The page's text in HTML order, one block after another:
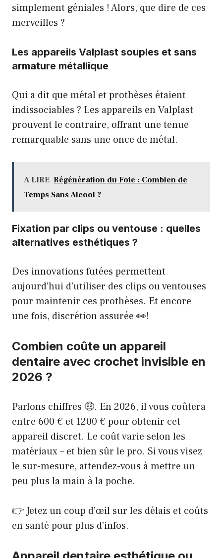
simplement géniales ! Alors, que dire de ces
merveilles ?
Les appareils Valplast souples et sans
armature métallique
Qui a dit que métal et prothèses étaient
indissociables ? Les appareils en Valplast
prouvent le contraire, offrant une tenue
remarquable sans une once de métal.
A LIRE Régénération du Foie : Combien de
Temps Sans Alcool ?
Fixation par clips ou ventouse : quelles
alternatives esthétiques ?
Des innovations futées permettent
aujourd’hui d’utiliser des clips ou ventouses
pour maintenir ces prothèses. Et encore
une fois, discrétion assurée 👀!
Combien coûte un appareil
dentaire avec crochet invisible en
2026 ?
Parlons chiffres 🤑. En 2026, il vous coûtera
entre 600 € et 1200 € pour obtenir cet
appareil discret. Le coût varie selon les
matériaux – et bien sûr le pro. Si vous visez
le sur-mesure, attendez-vous à mettre un
peu plus la main à la poche.
👉 Jetez un coup d’œil sur les délais et coûts
en santé pour plus d’infos.